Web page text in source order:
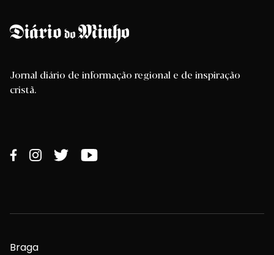
Jornal diário de informação regional e de inspiração
cristã.
Braga